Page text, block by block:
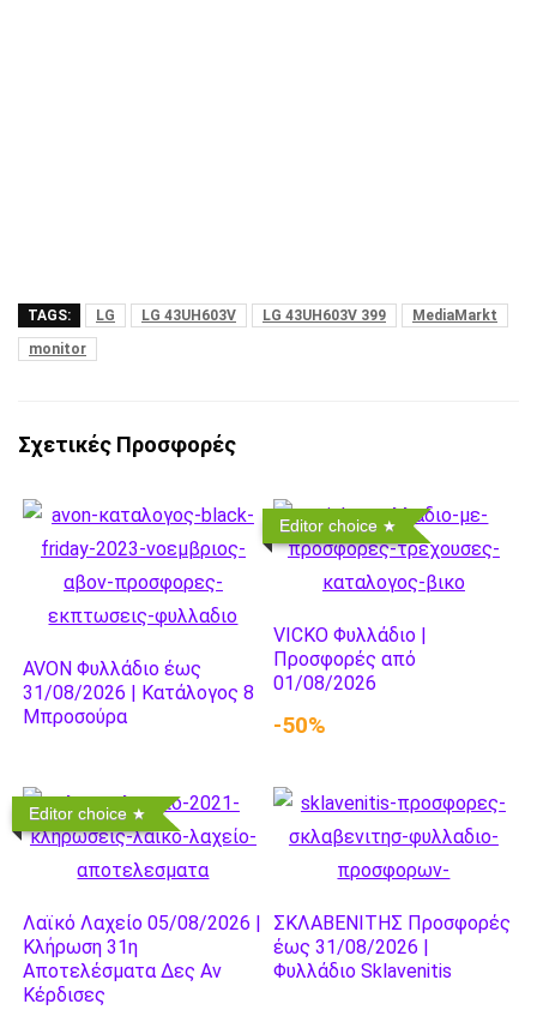
TAGS: LG LG 43UH603V LG 43UH603V 399
MediaMarkt
monitor
Σχετικές Προσφορές
AVON Φυλλάδιο έως
31/08/2026 | Κατάλογος 8
Μπροσούρα
Editor choice
VICKO Φυλλάδιο |
Προσφορές από
01/08/2026
-50%
Editor choice
Λαϊκό Λαχείο 05/08/2026 |
Κλήρωση 31η
Αποτελέσματα Δες Αν
Κέρδισες
ΣΚΛΑΒΕΝΙΤΗΣ Προσφορές
έως 31/08/2026 |
Φυλλάδιο Sklavenitis